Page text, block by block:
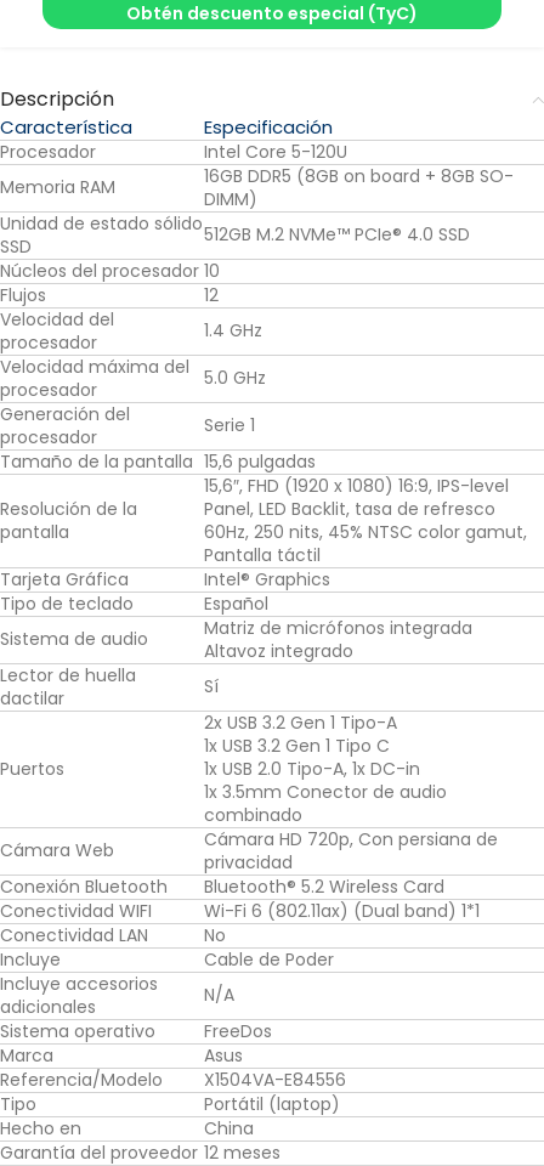
Obtén descuento especial (TyC)
Descripción
Característica Especificación
Procesador
Intel Core 5-120U
Memoria RAM
16GB DDR5 (8GB on board + 8GB SO-
DIMM)
Unidad de estado sólido
SSD
512GB M.2 NVMe™ PCIe® 4.0 SSD
Núcleos del procesador 10
Flujos
12
Velocidad del
procesador
1.4 GHz
Velocidad máxima del
procesador
5.0 GHz
Generación del
procesador
Serie 1
Tamaño de la pantalla 15,6 pulgadas
Resolución de la
pantalla
15,6″, FHD (1920 x 1080) 16:9, IPS-level
Panel, LED Backlit, tasa de refresco
60Hz, 250 nits, 45% NTSC color gamut,
Pantalla táctil
Tarjeta Gráfica
Intel® Graphics
Tipo de teclado
Español
Sistema de audio
Matriz de micrófonos integrada
Altavoz integrado
Lector de huella
dactilar
Sí
Puertos
2x USB 3.2 Gen 1 Tipo-A
1x USB 3.2 Gen 1 Tipo C
1x USB 2.0 Tipo-A, 1x DC-in
1x 3.5mm Conector de audio
combinado
Cámara Web
Cámara HD 720p, Con persiana de
privacidad
Conexión Bluetooth
Bluetooth® 5.2 Wireless Card
Conectividad WIFI
Wi-Fi 6 (802.11ax) (Dual band) 1*1
Conectividad LAN
No
Incluye
Cable de Poder
Incluye accesorios
adicionales
N/A
Sistema operativo
FreeDos
Marca
Asus
Referencia/Modelo
X1504VA-E84556
Tipo
Portátil (laptop)
Hecho en
China
Garantía del proveedor 12 meses